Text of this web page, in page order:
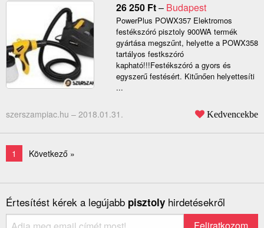
26 250 Ft– Budapest
PowerPlus POWX357 Elektromos
festékszóró pisztoly 900WA termék
gyártása megszűnt, helyette a POWX358
tartályos festkszóró
kapható!!!Festékszóró a gyors és
egyszerű festésért. Kitűnően helyettesíti
...
szerszampiac.hu – 2018.01.31. Kedvencekbe
1 Következő »
Értesítést kérek a legújabb pisztoly hirdetésekről